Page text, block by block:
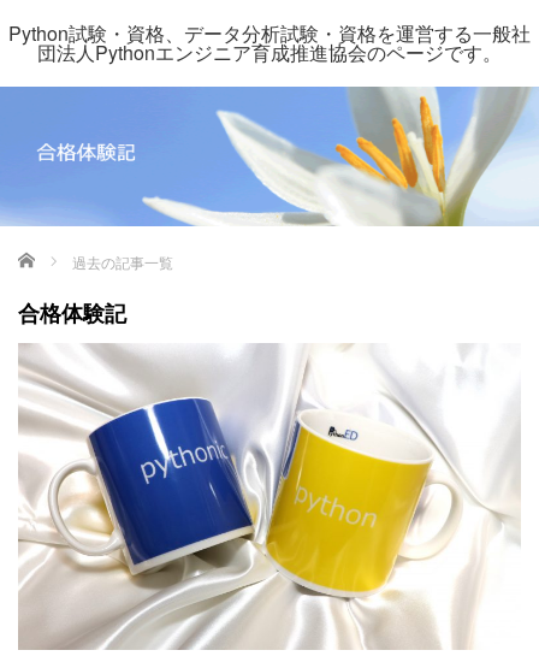
Python試験・資格、データ分析試験・資格を運営する一般社
団法人Pythonエンジニア育成推進協会のページです。
ホーム 過去の記事一覧
合格体験記